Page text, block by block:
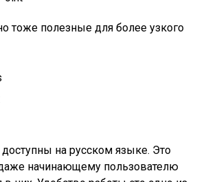
тоже полезные для более узкого
на русском языке. Это
начинающему пользователю